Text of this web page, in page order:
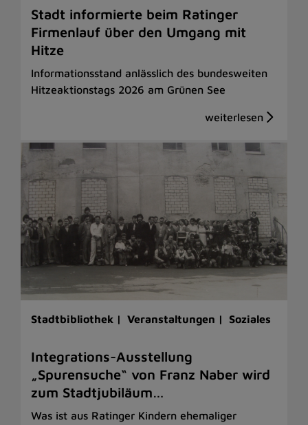
Stadt informierte beim Ratinger
Firmenlauf über den Umgang mit
Hitze
Informationsstand anlässlich des bundesweiten
Hitzeaktionstags 2026 am Grünen See
Stadtbibliothek | Veranstaltungen | Soziales
Integrations-Ausstellung
„Spurensuche“ von Franz Naber wird
zum Stadtjubiläum…
Was ist aus Ratinger Kindern ehemaliger